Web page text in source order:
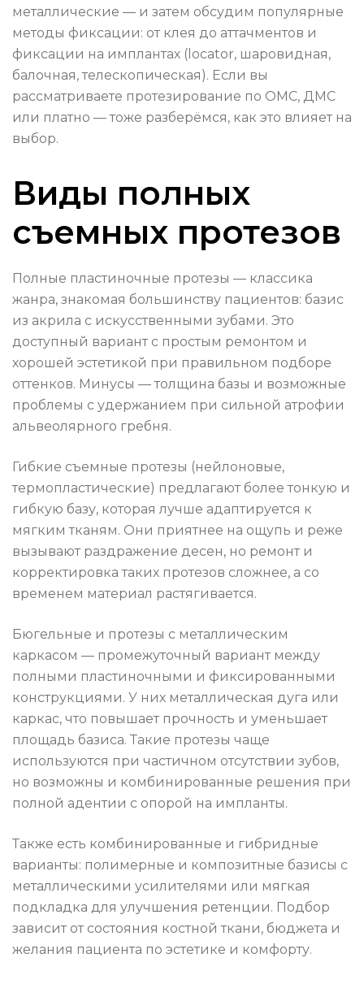
металлические — и затем обсудим популярные
методы фиксации: от клея до аттачментов и
фиксации на имплантах (locator, шаровидная,
балочная, телескопическая). Если вы
рассматриваете протезирование по ОМС, ДМС
или платно — тоже разберёмся, как это влияет на
выбор.
Виды полных
съемных протезов
Полные пластиночные протезы — классика
жанра, знакомая большинству пациентов: базис
из акрила с искусственными зубами. Это
доступный вариант с простым ремонтом и
хорошей эстетикой при правильном подборе
оттенков. Минусы — толщина базы и возможные
проблемы с удержанием при сильной атрофии
альвеолярного гребня.
Гибкие съемные протезы (нейлоновые,
термопластические) предлагают более тонкую и
гибкую базу, которая лучше адаптируется к
мягким тканям. Они приятнее на ощупь и реже
вызывают раздражение десен, но ремонт и
корректировка таких протезов сложнее, а со
временем материал растягивается.
Бюгельные и протезы с металлическим
каркасом — промежуточный вариант между
полными пластиночными и фиксированными
конструкциями. У них металлическая дуга или
каркас, что повышает прочность и уменьшает
площадь базиса. Такие протезы чаще
используются при частичном отсутствии зубов,
но возможны и комбинированные решения при
полной адентии с опорой на импланты.
Также есть комбинированные и гибридные
варианты: полимерные и композитные базисы с
металлическими усилителями или мягкая
подкладка для улучшения ретенции. Подбор
зависит от состояния костной ткани, бюджета и
желания пациента по эстетике и комфорту.